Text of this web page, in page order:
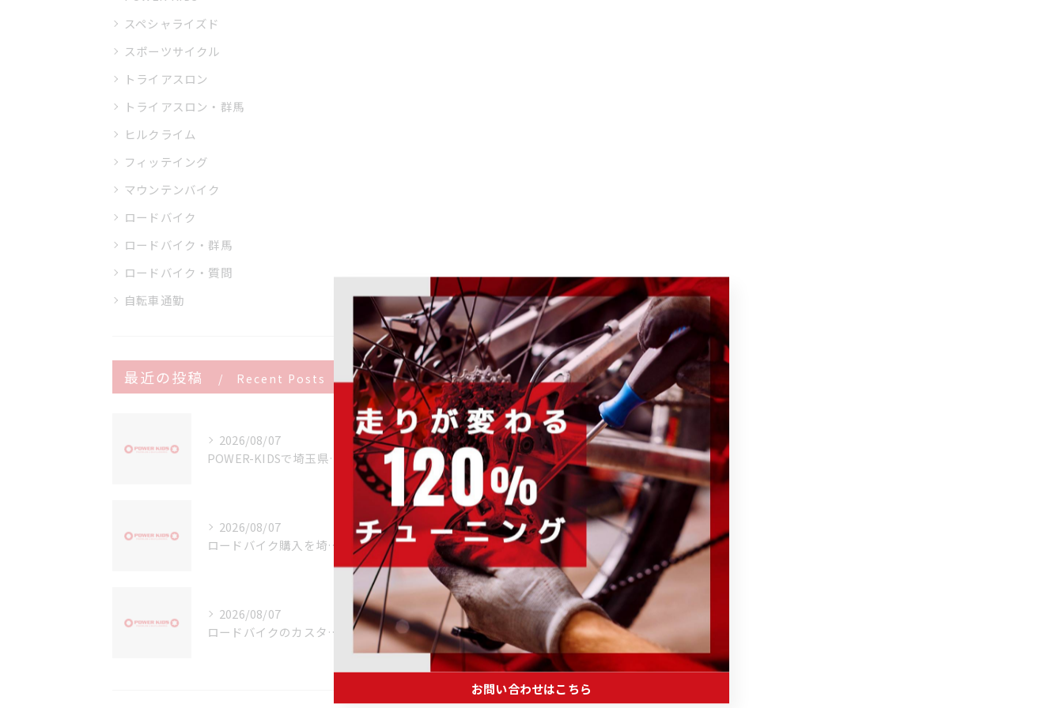
スペシャライズド
スポーツサイクル
トライアスロン
トライアスロン・群馬
ヒルクライム
フィッテイング
マウンテンバイク
ロードバイク
ロードバイク・群馬
ロードバイク・質問
自転車通勤
最近の投稿 Recent Posts
2026/08/07
POWER-KIDSで埼玉県から通えるフィッテイング対応店舗とサービス内容徹底ガイド
2026/08/07
ロードバイク購入を埼玉県で安心して始めるための実践ガイド
2026/08/07
ロードバイクのカスタムを群馬県伊勢崎市吾妻郡長野原町で安心して依頼するための実践ガイド
お問い合わせはこちら